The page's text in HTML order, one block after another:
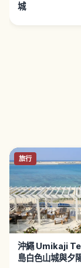
城
旅行
沖繩 Umikaji
島白色山城與夕